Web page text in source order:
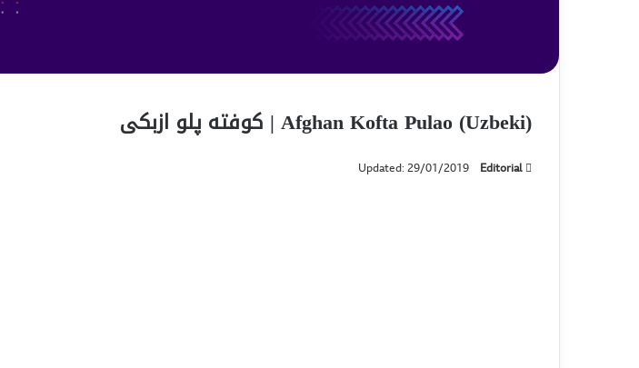
Afghan Kofta Pulao (Uzbeki) | کوفته پلو ازبکی
Editorial
Updated: 29/01/2019